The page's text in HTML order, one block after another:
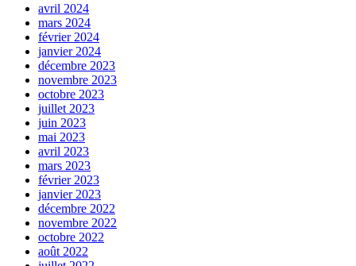
avril 2024
mars 2024
février 2024
janvier 2024
décembre 2023
novembre 2023
octobre 2023
juillet 2023
juin 2023
mai 2023
avril 2023
mars 2023
février 2023
janvier 2023
décembre 2022
novembre 2022
octobre 2022
août 2022